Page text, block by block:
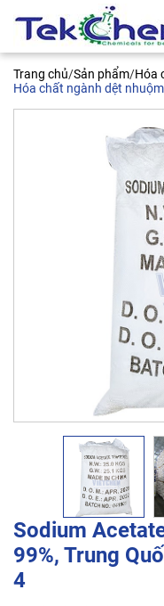
Trang chủ/Sản phẩm/Hóa
Hóa chất ngành dệt nhuộm
Sodium
99%, Trung
4
BÁO GIÁ
Quý khách vui lòng
bên dưới. Chúng
thương mại sản
chân thành cảm ơn!
Sodium
99%,
Tên liên hệ*
Số điện thoại*